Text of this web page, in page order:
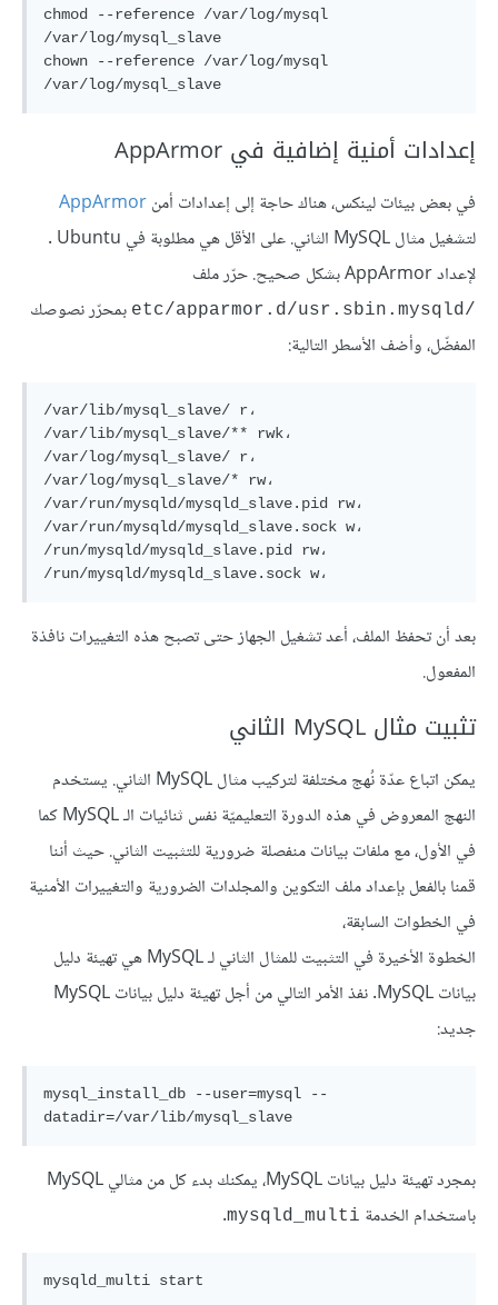
chmod --reference /var/log/mysql
/var/log/mysql_slave
chown --reference /var/log/mysql
/var/log/mysql_slave
إعدادات أمنية إضافية في AppArmor
في بعض بيئات لينكس، هناك حاجة إلى إعدادات أمنAppArmor
لتشغيل مثال MySQL الثاني. على الأقل هي مطلوبة في Ubuntu .
لإعداد AppArmor بشكل صحيح. حرّر ملف
/etc/apparmor.d/usr.sbin.mysqld
بمحرّر نصوصك
المفضّل، وأضف الأسطر التالية:
/var/lib/mysql_slave/ r،
/var/lib/mysql_slave/** rwk،
/var/log/mysql_slave/ r،
/var/log/mysql_slave/* rw،
/var/run/mysqld/mysqld_slave.pid rw،
/var/run/mysqld/mysqld_slave.sock w،
/run/mysqld/mysqld_slave.pid rw،
/run/mysqld/mysqld_slave.sock w،
بعد أن تحفظ الملف، أعد تشغيل الجهاز حتى تصبح هذه التغييرات نافذة
المفعول.
تثبيت مثال MySQL الثاني
يمكن اتباع عدّة نُهج مختلفة لتركيب مثال MySQL الثاني. يستخدم
النهج المعروض في هذه الدورة التعليميّة نفس ثنائيات الـ MySQL كما
في الأول، مع ملفات بيانات منفصلة ضرورية للتثبيت الثاني. حيث أننا
قمنا بالفعل بإعداد ملف التكوين والمجلدات الضرورية والتغييرات الأمنية
في الخطوات السابقة،
الخطوة الأخيرة في التثبيت للمثال الثاني لـ MySQL هي تهيئة دليل
بيانات MySQL. نفذ الأمر التالي من أجل تهيئة دليل بيانات MySQL
جديد:
mysql_install_db --user=mysql --
datadir=/var/lib/mysql_slave
بمجرد تهيئة دليل بيانات MySQL، يمكنك بدء كل من مثالي MySQL
باستخدام الخدمة mysqld_multi
.
mysqld_multi start